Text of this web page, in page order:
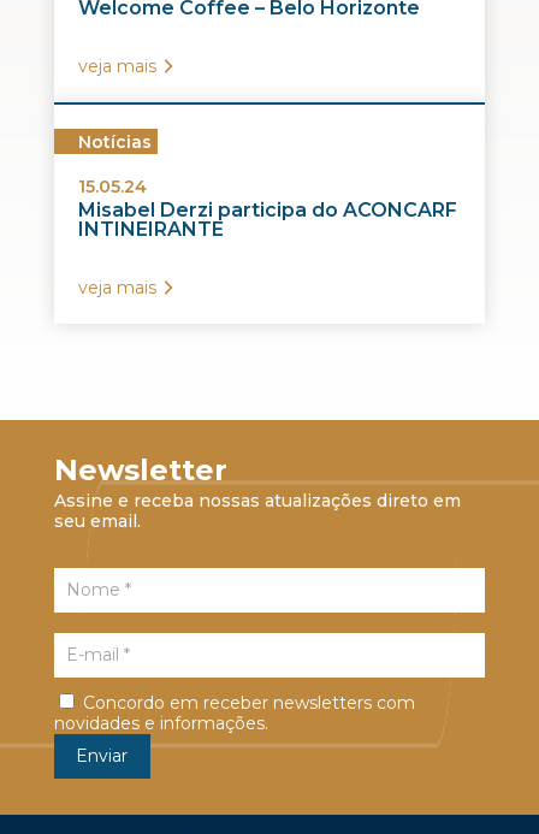
Welcome Coffee – Belo Horizonte
veja mais
Notícias
15.05.24
Misabel Derzi participa do ACONCARF
INTINEIRANTE
veja mais
Newsletter
Assine e receba nossas atualizações direto em
seu email.
Concordo em receber newsletters com
novidades e informações.